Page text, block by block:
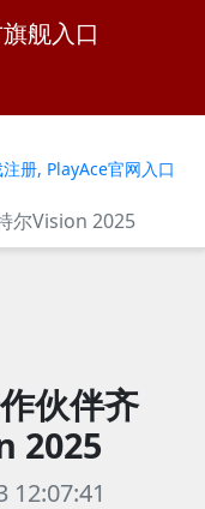
舰入口
册, PlayAce官网入口
尔Vision 2025
伙伴齐
2025
12:07:41